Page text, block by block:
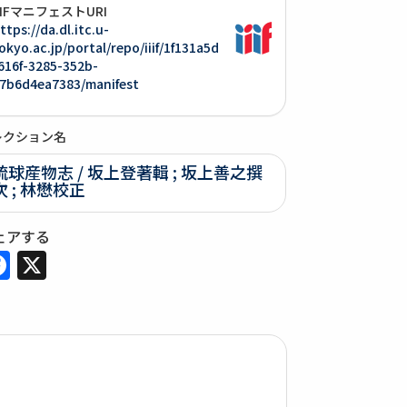
マニフェストURI
da.dl.itc.u-
portal/repo/iiif/1f131a5d
3285-352b-
manifest
ション名
球産物志 / 坂上登著輯 ; 坂上善之撰
; 林懋校正
アする
Facebook
X